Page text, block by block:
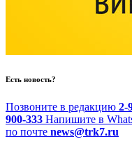
Есть новость?
Позвоните в редакцию 2-
900-333 Напишите в
по почте news@trk7.ru